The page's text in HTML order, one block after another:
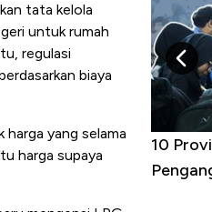
tata kelola
untuk rumah
regulasi
biaya
yang selama
harga supaya
Minyak RI,
10